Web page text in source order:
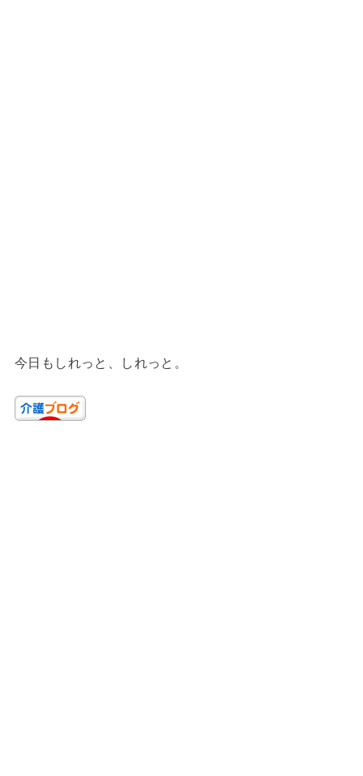
今日もしれっと、しれっと。